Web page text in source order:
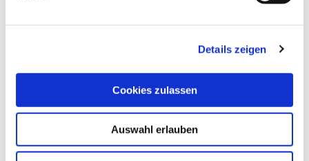
Details zeigen
Cookies zulassen
Auswahl erlauben
Typhus-Impfung
Erste Hilfe bei Herzstillstand